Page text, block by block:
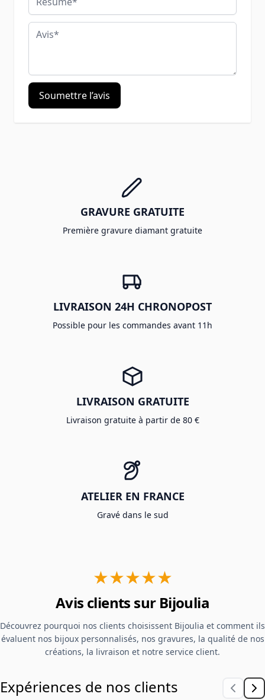
Avis
Soumettre l’avis
GRAVURE GRATUITE
Première gravure diamant gratuite
LIVRAISON 24H CHRONOPOST
Possible pour les commandes avant 11h
LIVRAISON GRATUITE
Livraison gratuite à partir de 80 €
ATELIER EN FRANCE
Gravé dans le sud
★★★★★
Avis clients sur Bijoulia
Découvrez pourquoi nos clients choisissent Bijoulia et comment ils
évaluent nos bijoux personnalisés, nos gravures, la qualité de nos
créations, la livraison et notre service client.
Expériences de nos clients